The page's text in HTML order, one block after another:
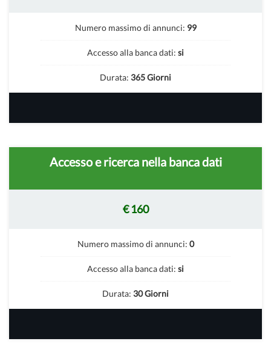
Numero massimo di annunci: 99
Accesso alla banca dati: si
Durata: 365 Giorni
Accesso e ricerca nella banca dati
€ 160
Numero massimo di annunci: 0
Accesso alla banca dati: si
Durata: 30 Giorni